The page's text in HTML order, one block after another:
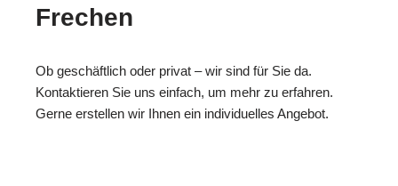
Frechen
Ob geschäftlich oder privat – wir sind für Sie da.
Kontaktieren Sie uns einfach, um mehr zu erfahren.
Gerne erstellen wir Ihnen ein individuelles Angebot.